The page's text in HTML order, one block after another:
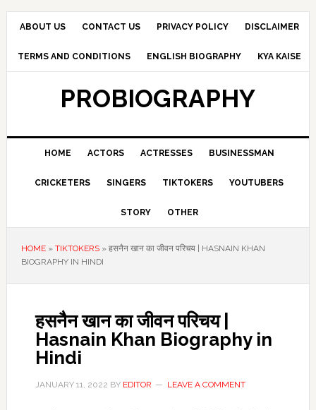
Skip
navigation
Skip
content
Skip
sidebar
ABOUT US CONTACT US PRIVACY POLICY DISCLAIMER
TERMS AND CONDITIONS ENGLISH BIOGRAPHY KYA KAISE
PROBIOGRAPHY
HOME ACTORS ACTRESSES BUSINESSMAN
CRICKETERS SINGERS TIKTOKERS YOUTUBERS
STORY OTHER
HOME» TIKTOKERS» हसनैन खान का जीवन परिचय | HASNAIN KHAN
BIOGRAPHY IN HINDI
हसनैन खान का जीवन परिचय |
Hasnain Khan Biography in
Hindi
JANUARY 11, 2022 BY EDITOR LEAVE A COMMENT